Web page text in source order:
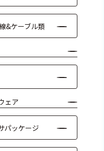
フィルタ
ソフトウ
ェア
・計測関連
握力計
ゴニオメ
&ケーブル類
ェア
パッケージ